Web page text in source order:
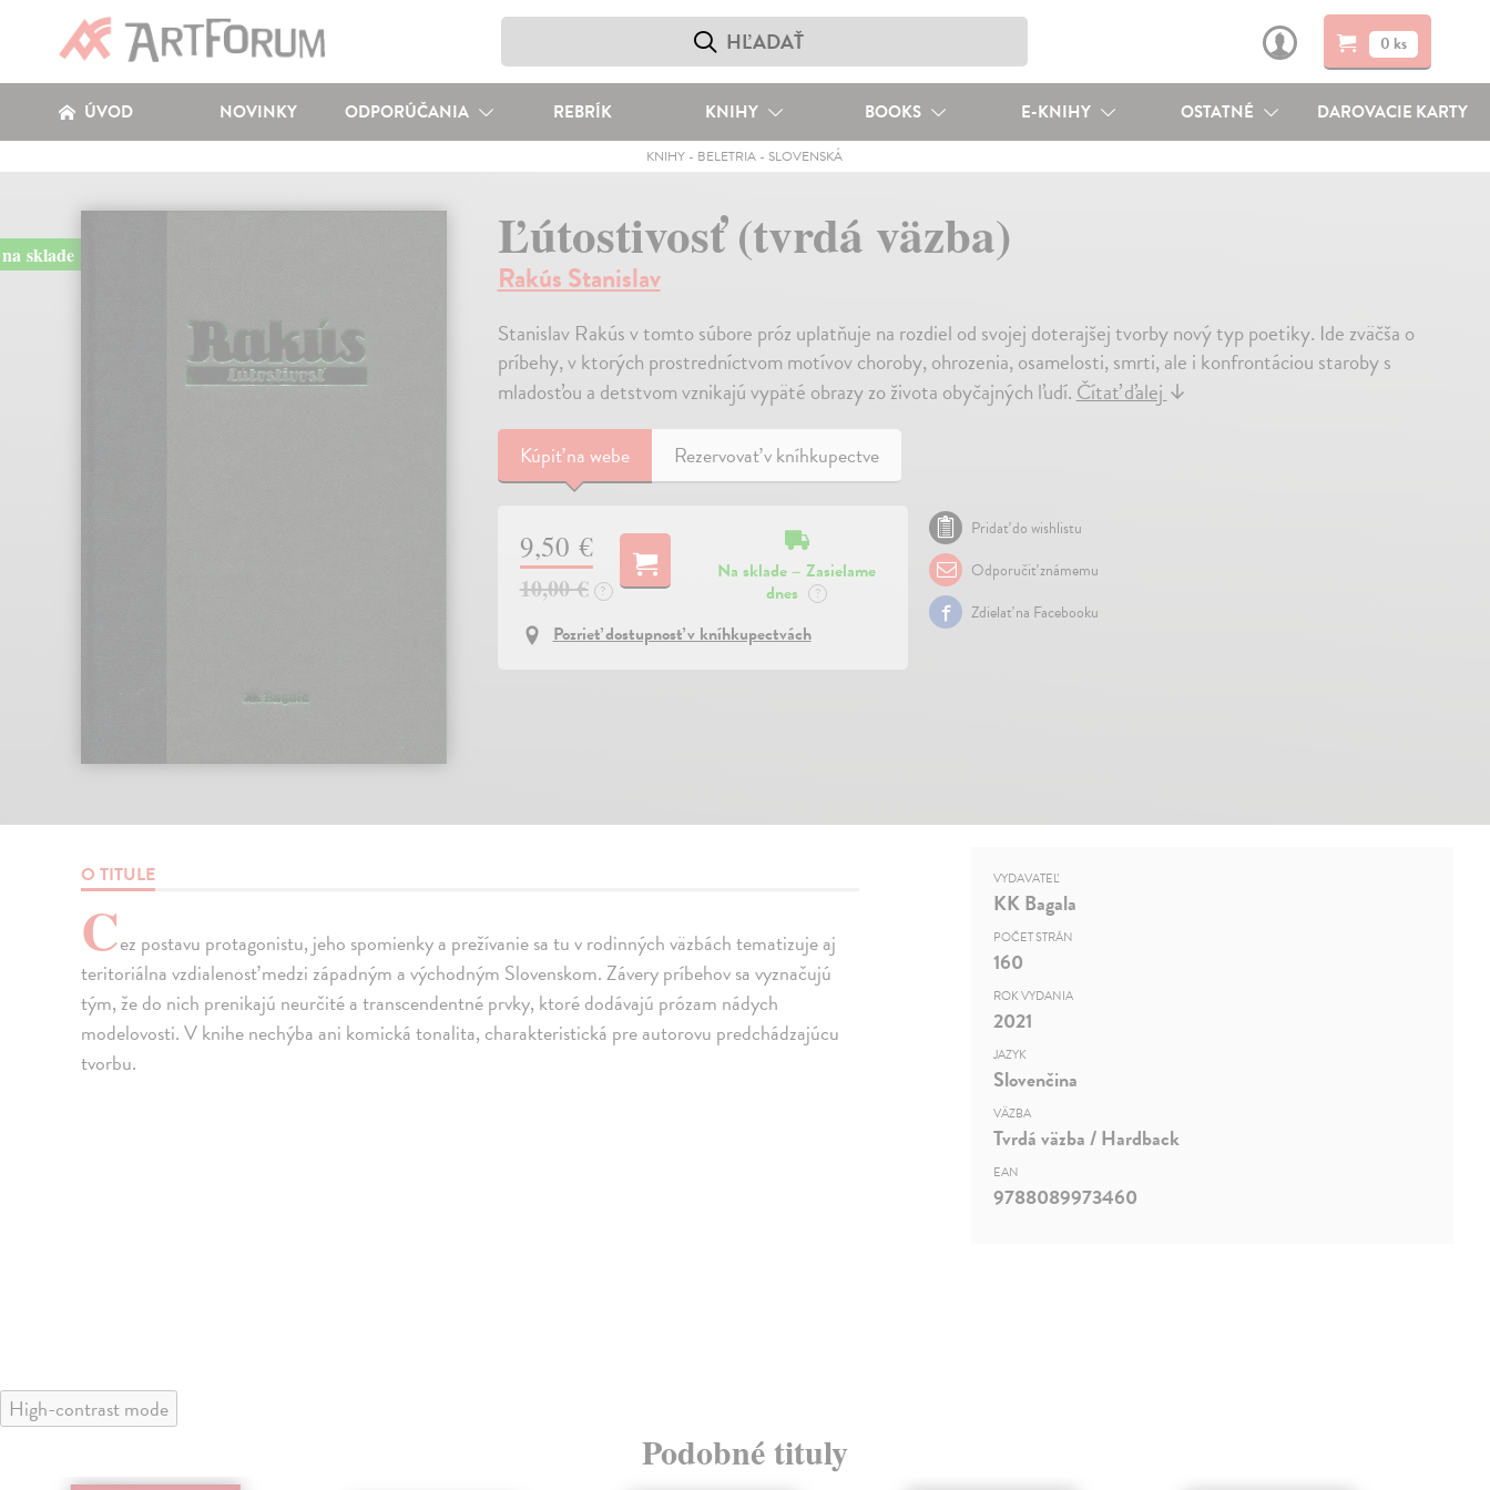
0 ks
ÚVOD NOVINKY ODPORÚČANIA REBRÍK KNIHY BOOKS E-KNIHY OSTATNÉ DAROVACIE KARTY
KNIHY - BELETRIA - SLOVENSKÁ
na sklade Ľútostivosť (tvrdá väzba)
Rakús Stanislav
Stanislav Rakús v tomto súbore próz uplatňuje na rozdiel od svojej doterajšej tvorby nový typ poetiky. Ide zväčša o
príbehy, v ktorých prostredníctvom motívov choroby, ohrozenia, osamelosti, smrti, ale i konfrontáciou staroby s
mladosťou a detstvom vznikajú vypäté obrazy zo života obyčajných ľudí.Čítať ďalej↓
Kúpiťna webe Rezervovať v kníhkupectve
9,50 €
10,00 € ?
Na sklade – Zasielame
dnes
?
Pozrieť dostupnosť v kníhkupectvách
Pridať do wishlistu
Odporučiť známemu
Zdielať na Facebooku
O TITULE
Cez postavu protagonistu, jeho spomienky a prežívanie sa tu v rodinných väzbách tematizuje aj
teritoriálna vzdialenosť medzi západným a východným Slovenskom. Závery príbehov sa vyznačujú
tým, že do nich prenikajú neurčité a transcendentné prvky, ktoré dodávajú prózam nádych
modelovosti. V knihe nechýba ani komická tonalita, charakteristická pre autorovu predchádzajúcu
tvorbu.
VYDAVATEĽ
KK Bagala
POČET STRÁN
160
ROK VYDANIA
2021
JAZYK
Slovenčina
VÄZBA
Tvrdá väzba / Hardback
EAN
9788089973460
High-contrast mode
Podobné tituly